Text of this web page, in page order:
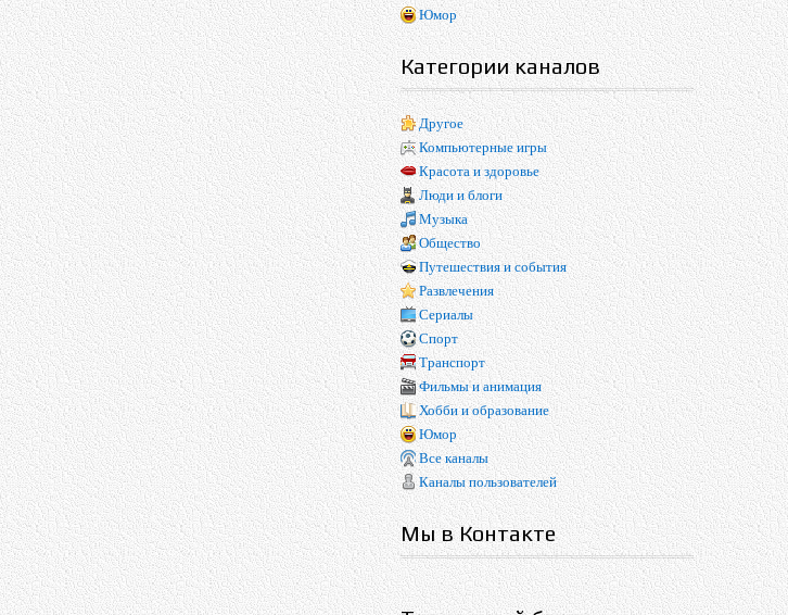
Юмор
Категории каналов
Другое
Компьютерные игры
Красота и здоровье
Люди и блоги
Музыка
Общество
Путешествия и события
Развлечения
Сериалы
Спорт
Транспорт
Фильмы и анимация
Хобби и образование
Юмор
Все каналы
Каналы пользователей
Мы в Контакте